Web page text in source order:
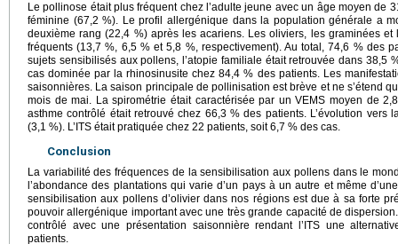
Le pollinose était plus fréquent chez l’adulte jeune avec un âge moyen de
féminine (67,2 %). Le profil allergénique dans la population générale a
deuxième rang (22,4 %) après les acariens. Les oliviers, les graminées
fréquents (13,7 %, 6,5 % et 5,8 %, respectivement). Au total, 74,6 % des
sujets sensibilisés aux pollens, l’atopie familiale était retrouvée dans 38,5
cas dominée par la rhinosinusite chez 84,4 % des patients. Les
saisonnières. La saison principale de pollinisation est brève et ne s’étend
mois de mai. La spirométrie était caractérisée par un VEMS moyen de
asthme contrôlé était retrouvé chez 66,3 % des patients. L’évolution vers
(3,1 %). L’ITS était pratiquée chez 22 patients, soit 6,7 % des cas.
Conclusion
La variabilité des fréquences de la sensibilisation aux pollens dans le
l’abondance des plantations qui varie d’un pays à un autre et même
sensibilisation aux pollens d’olivier dans nos régions est due à sa forte
pouvoir allergénique important avec une très grande capacité de
contrôlé avec une présentation saisonnière rendant l’ITS une
patients.